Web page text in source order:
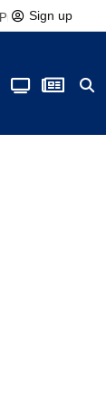
Privacy Policy
Sign up